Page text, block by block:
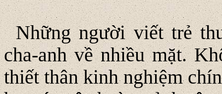
Những người viết trẻ
cha-anh về nhiều mặt.
thiết thân kinh nghiệm